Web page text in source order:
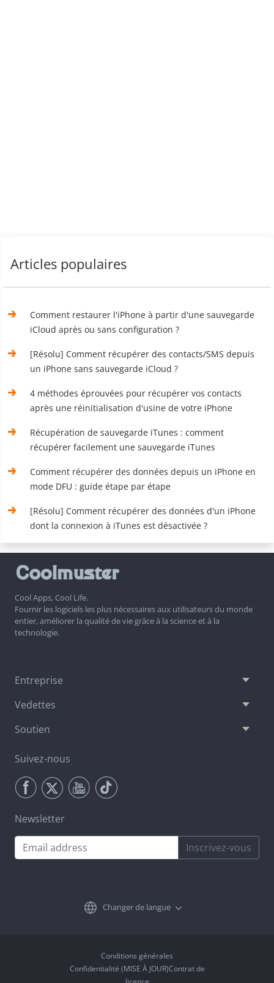
Articles populaires
Comment restaurer l'iPhone à partir d'une sauvegarde
iCloud après ou sans configuration ?
[Résolu] Comment récupérer des contacts/SMS depuis
un iPhone sans sauvegarde iCloud ?
4 méthodes éprouvées pour récupérer vos contacts
après une réinitialisation d'usine de votre iPhone
Récupération de sauvegarde iTunes : comment
récupérer facilement une sauvegarde iTunes
Comment récupérer des données depuis un iPhone en
mode DFU : guide étape par étape
[Résolu] Comment récupérer des données d'un iPhone
dont la connexion à iTunes est désactivée ?
Cool Apps, Cool Life.
Fournir les logiciels les plus nécessaires aux utilisateurs du monde
entier, améliorer la qualité de vie grâce à la science et à la
technologie.
Entreprise
Vedettes
Soutien
Suivez-nous
Newsletter
Inscrivez-vous
Changer de langue
Conditions générales
Confidentialité (MISE À JOUR)Contrat de